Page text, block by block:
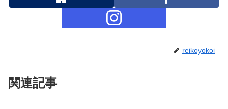
reikoyokoi
関連記事